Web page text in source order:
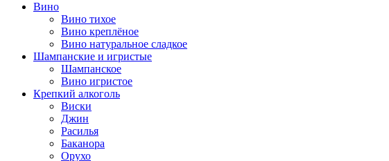
Вино
Вино тихое
Вино креплёное
Вино натуральное сладкое
Шампанские и игристые
Шампанское
Вино игристое
Крепкий алкоголь
Виски
Джин
Расилья
Баканора
Орухо